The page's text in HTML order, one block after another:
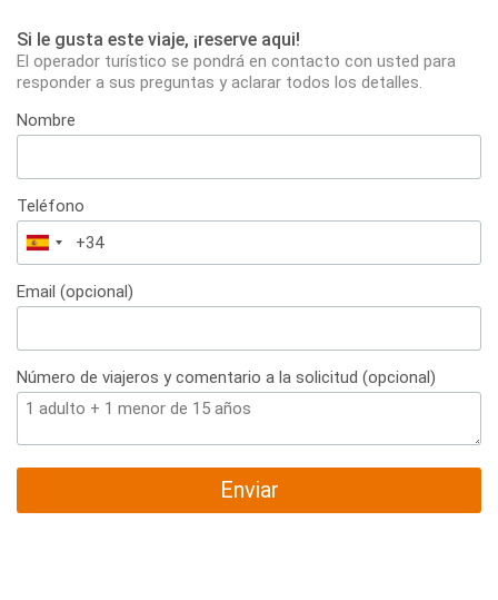
Si le gusta este viaje, ¡reserve aqui!
El operador turístico se pondrá en contacto con usted para
responder a sus preguntas y aclarar todos los detalles.
Nombre
Teléfono
España
+34
Email (opcional)
Número de viajeros y comentario a la solicitud (opcional)
Enviar